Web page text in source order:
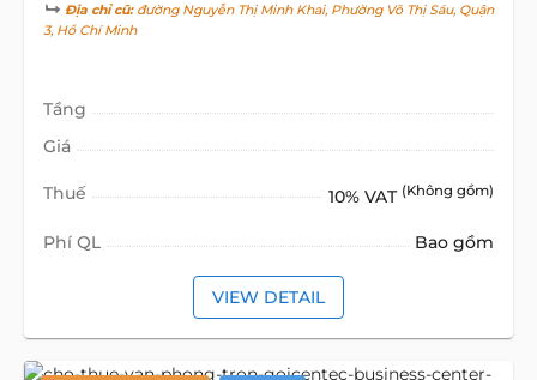
Địa chỉ cũ:đường Nguyễn Thị Minh Khai, Phường Võ Thị Sáu, Quận
3, Hồ Chí Minh
Tầng
Giá
Thuế 10% VAT (Không gồm)
Phí QL Bao gồm
VIEW DETAIL